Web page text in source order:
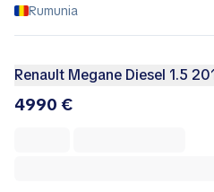
Rumunia
Renault Megane Diesel 1.5
4990 €